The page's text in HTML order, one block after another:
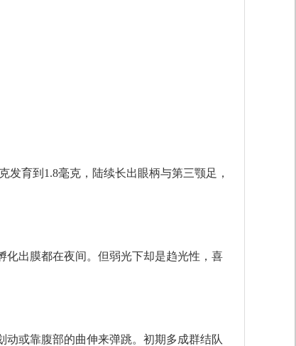
育到1.8毫克，陆续长出眼柄与第三颚足，
化出膜都在夜间。但弱光下却是趋光性，喜
或靠腹部的曲伸来弹跳。初期多成群结队